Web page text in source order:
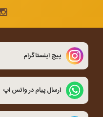
پیج اینستاگرام
ارسال پیام در واتس اپ